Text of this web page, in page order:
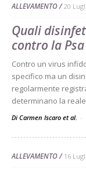
ALLEVAMENTO 20
Quali
contro la Psa
Contro un virus
specifico ma un
regolarmente
determinano la
Di Carmen Iscaro et al. -
ALLEVAMENTO 16